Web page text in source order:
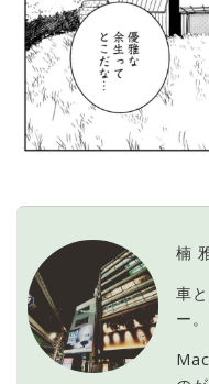
楠
車
ー。